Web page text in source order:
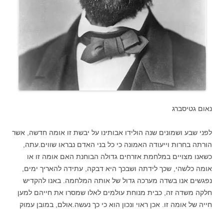
נאום גטיסברג
לפני שבע ושמונים שנה הולידו אבותינו על יבשת זו אומה חדשה, אשר
הורתה בחרות וייעודה האמונה כי כל בני האדם נבראו שווים.עתה,
כשאנו מצויים במלחמת אזרחים גדולה הבוחנת האם אומה זו או
אומה כלשהי, שכך לידתה ושבכך היא דבקה, עתידה להאריך ימים,
נפגשים אנו בשדה מערכה גדול של אותה המלחמה. באנו להקדיש
חלקה משדה זה, כבית מנוחת עולמים לאלו שמסרו את חייהם למען
חייה של אומה זו. אכן ראוי ונכון הוא כי כך נעשה.אולם, במובן עמוק